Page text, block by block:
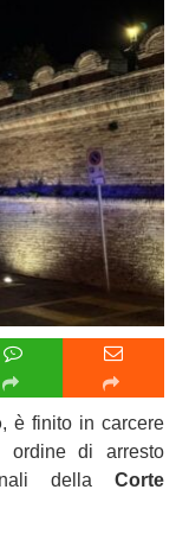
, è finito in carcere
di arresto
della Corte